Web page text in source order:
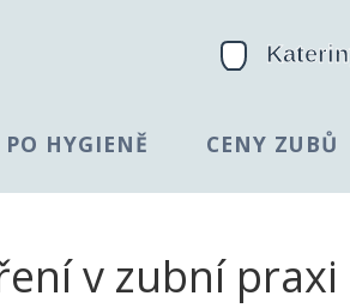
HYGIENĚ CENY ZUBŮ
v zubní praxi